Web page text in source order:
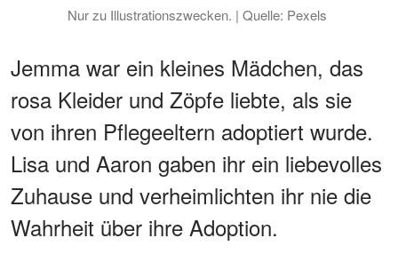
Nur zu Illustrationszwecken. | Quelle: Pexels
Jemma war ein kleines Mädchen, das
rosa Kleider und Zöpfe liebte, als sie
von ihren Pflegeeltern adoptiert wurde.
Lisa und Aaron gaben ihr ein liebevolles
Zuhause und verheimlichten ihr nie die
Wahrheit über ihre Adoption.